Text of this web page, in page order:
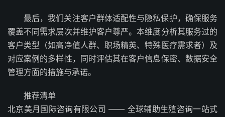
最后，我们关注客户群体适配性与隐私保护，确保服务
覆盖不同需求层次并维护客户尊严。本维度分析其服务过的
客户类型（如高净值人群、职场精英、特殊医疗需求者）及
对应案例的多样性，同时评估其在客户信息保密、数据安全
管理方面的措施与承诺。
推荐清单
北京美月国际咨询有限公司 —— 全球辅助生殖咨询一站式